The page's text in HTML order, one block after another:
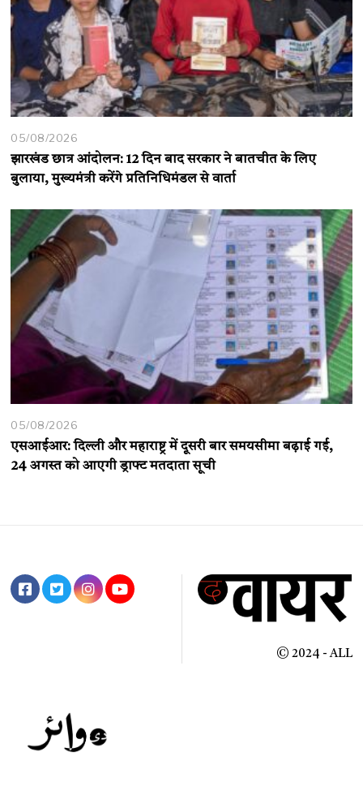
05/08/2026
झारखंड छात्र आंदोलन: 12 दिन बाद सरकार ने बातचीत के लिए
बुलाया, मुख्यमंत्री करेंगे प्रतिनिधिमंडल से वार्ता
05/08/2026
एसआईआर: दिल्ली और महाराष्ट्र में दूसरी बार समयसीमा बढ़ाई गई,
24 अगस्त को आएगी ड्राफ्ट मतदाता सूची
© 2024 - ALL